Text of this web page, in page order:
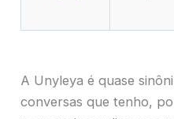
A Unyleya é quase
conversas que tenho,